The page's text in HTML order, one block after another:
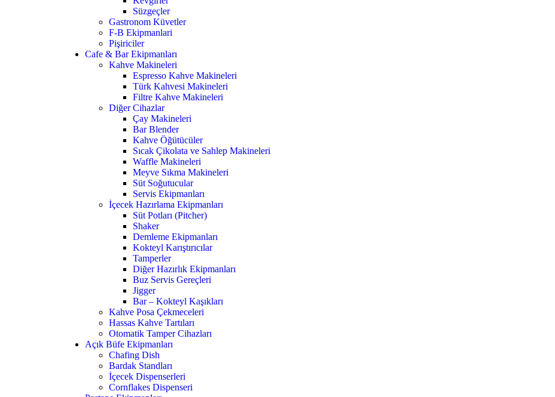
Süzgeçler
Gastronom Küvetler
F-B Ekipmanlari
Pişiriciler
Cafe & Bar Ekipmanları
Kahve Makineleri
Espresso Kahve Makineleri
Türk Kahvesi Makineleri
Filtre Kahve Makineleri
Diğer Cihazlar
Çay Makineleri
Bar Blender
Kahve Öğütücüler
Sıcak Çikolata ve Sahlep Makineleri
Waffle Makineleri
Meyve Sıkma Makineleri
Süt Soğutucular
Servis Ekipmanları
İçecek Hazırlama Ekipmanları
Süt Potları (Pitcher)
Shaker
Demleme Ekipmanları
Kokteyl Karıştırıcılar
Tamperler
Diğer Hazırlık Ekipmanları
Buz Servis Gereçleri
Jigger
Bar – Kokteyl Kaşıkları
Kahve Posa Çekmeceleri
Hassas Kahve Tartıları
Otomatik Tamper Cihazları
Açık Büfe Ekipmanları
Chafing Dish
Bardak Standları
İçecek Dispenserleri
Cornflakes Dispenseri